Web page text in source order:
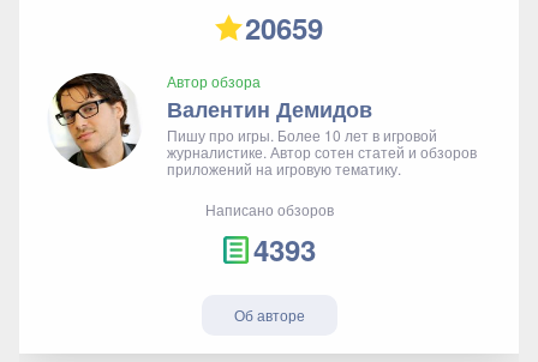
20659
Автор обзора
Валентин Демидов
Пишу про игры. Более 10 лет в игровой
журналистике. Автор сотен статей и обзоров
приложений на игровую тематику.
Написано обзоров
4393
Об авторе